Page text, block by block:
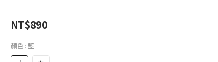
NT$890
顏色 : 藍